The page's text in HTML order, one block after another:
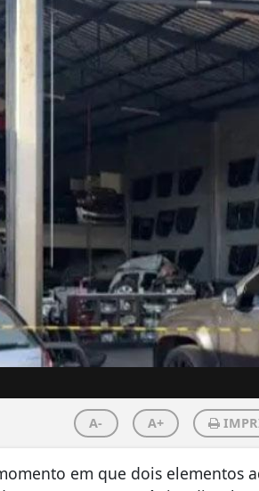
A- A+
em que dois elementos